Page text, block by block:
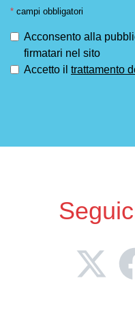
* campi obbligatori
Acconsento alla
firmatari nel sito
Accetto il trattamento